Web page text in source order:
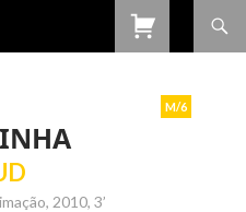
M/6
2010, 3’